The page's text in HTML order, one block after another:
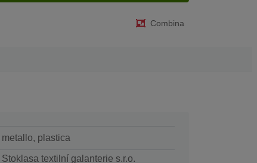
Combina
metallo, plastica
Stoklasa textilní galanterie s.r.o.